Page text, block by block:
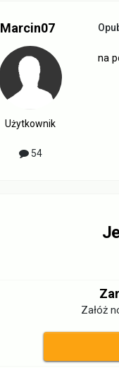
Marcin07
Użytkownik
54
na
Załóż